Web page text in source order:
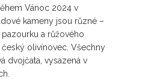
Vánoc 2024 v
kameny jsou různé –
a růžového
olivínovec. Všechny
dvojčata, vysazená v